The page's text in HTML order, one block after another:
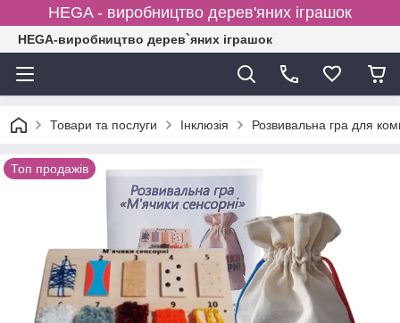
HEGA - виробництво дерев'яних іграшок
HEGA-виробництво дерев`яних іграшок
Товари та послуги Інклюзія Розвивальна гра для
Топ продажів